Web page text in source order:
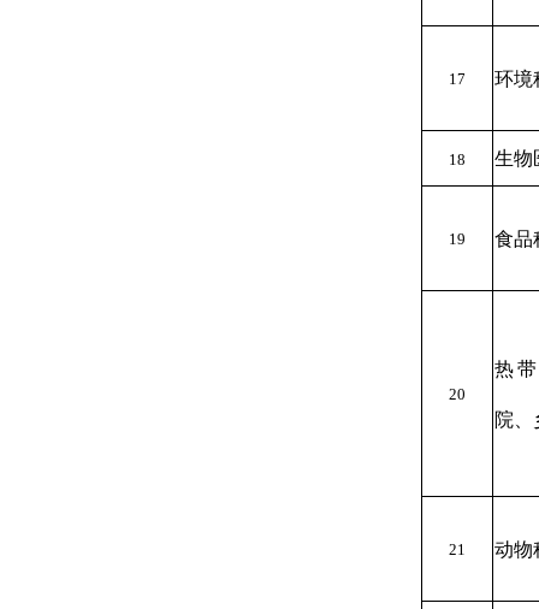
17 环境
18 生物
19 食品
20
热
院、
21 动物